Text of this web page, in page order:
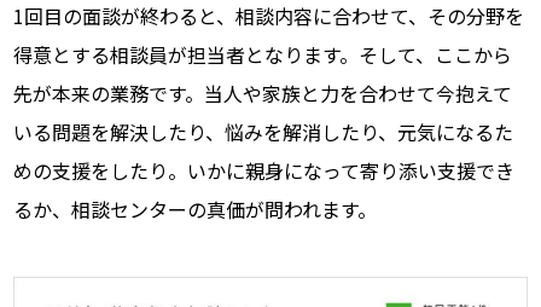
1回目の面談が終わると、相談内容に合わせて、その分野を
得意とする相談員が担当者となります。そして、ここから
先が本来の業務です。当人や家族と力を合わせて今抱えて
いる問題を解決したり、悩みを解消したり、元気になるた
めの支援をしたり。いかに親身になって寄り添い支援でき
るか、相談センターの真価が問われます。